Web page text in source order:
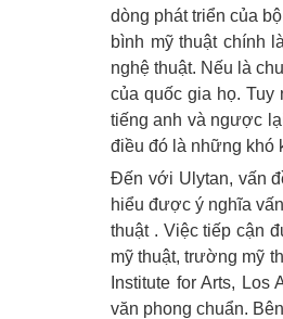
dòng phát triển của
bình mỹ thuật chính
nghệ thuật. Nếu là
của quốc gia họ.
tiếng anh và ngược
điều đó là những khó
Đến với Ulytan, vấn
hiểu được ý nghĩa
thuật . Việc tiếp cận
mỹ thuật, trường mỹ
Institute for Arts,
văn phong chuẩn.